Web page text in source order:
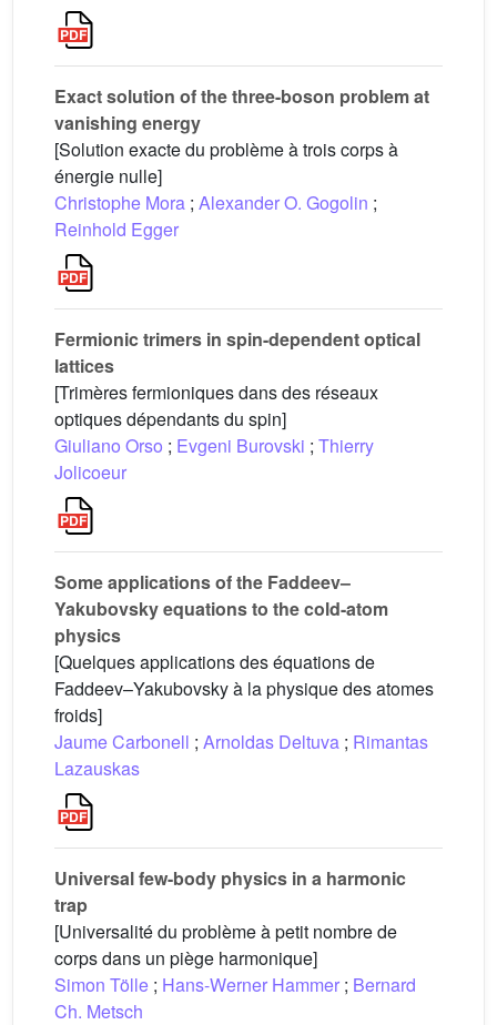
Exact solution of the three-boson problem at
vanishing energy
[Solution exacte du problème à trois corps à
énergie nulle]
Christophe Mora ; Alexander O. Gogolin ;
Reinhold Egger
Fermionic trimers in spin-dependent optical
lattices
[Trimères fermioniques dans des réseaux
optiques dépendants du spin]
Giuliano Orso ; Evgeni Burovski ; Thierry
Jolicoeur
Some applications of the Faddeev–
Yakubovsky equations to the cold-atom
physics
[Quelques applications des équations de
Faddeev–Yakubovsky à la physique des atomes
froids]
Jaume Carbonell ; Arnoldas Deltuva ; Rimantas
Lazauskas
Universal few-body physics in a harmonic
trap
[Universalité du problème à petit nombre de
corps dans un piège harmonique]
Simon Tölle ; Hans-Werner Hammer ; Bernard
Ch. Metsch